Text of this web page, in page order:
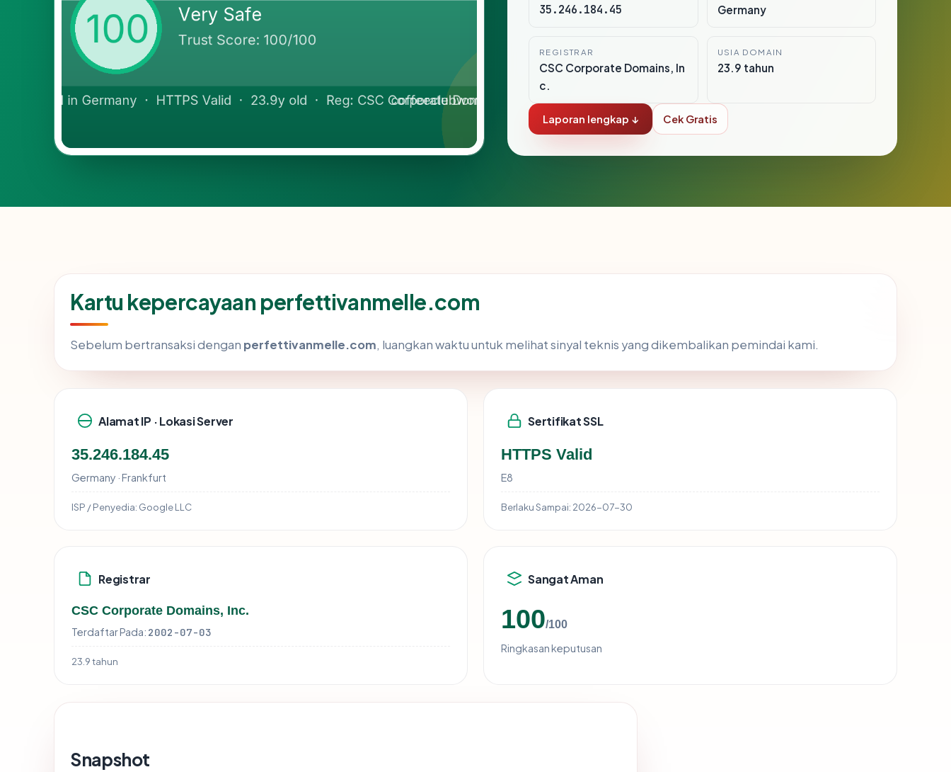
35.246.184.45 Germany
REGISTRAR
CSC Corporate Domains, In
c.
USIA DOMAIN
23.9 tahun
Laporan lengkap ↓ Cek Gratis
Kartu kepercayaan perfettivanmelle.com
Sebelum bertransaksi dengan perfettivanmelle.com, luangkan waktu untuk melihat sinyal teknis yang dikembalikan pemindai kami.
Alamat IP · Lokasi Server
35.246.184.45
Germany · Frankfurt
ISP / Penyedia: Google LLC
Sertifikat SSL
HTTPS Valid
E8
Berlaku Sampai: 2026-07-30
Registrar
CSC Corporate Domains, Inc.
Terdaftar Pada: 2002-07-03
23.9 tahun
Sangat Aman
100/100
Ringkasan keputusan
Snapshot